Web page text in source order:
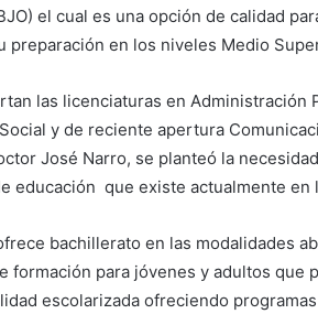
el cual es una opción de calidad
preparación en los niveles Medio
las licenciaturas en Administración
y de reciente apertura
José Narro, se planteó la
educación que existe actualmente en
bachillerato en las modalidades
formación para jóvenes y adultos que
escolarizada ofreciendo